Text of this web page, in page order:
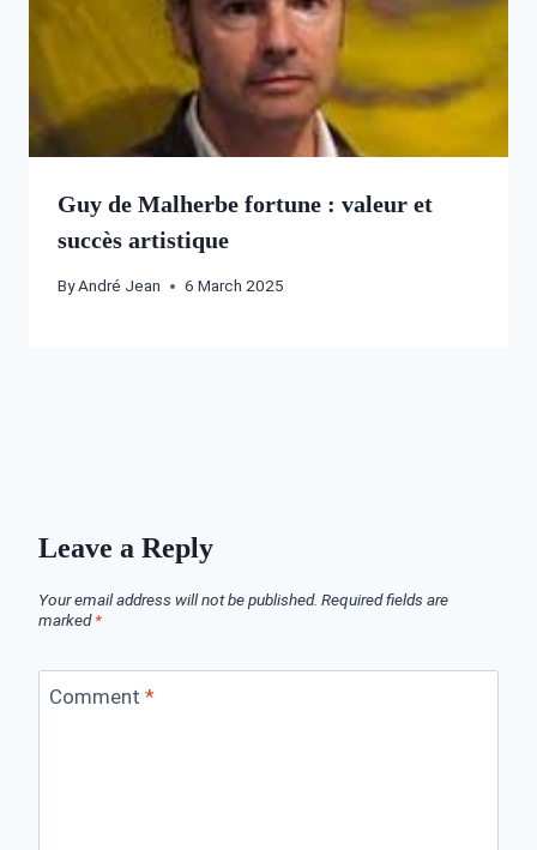
Guy de Malherbe fortune : valeur et
succès artistique
ByAndré Jean 6 March 2025
Leave a Reply
Your email address will not be published. Required fields are
marked*
Comment *